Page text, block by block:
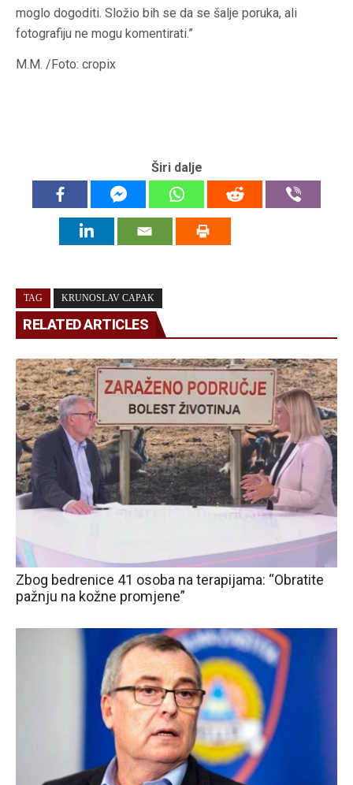
moglo dogoditi. Složio bih se da se šalje poruka, ali
fotografiju ne mogu komentirati.”
M.M. /Foto: cropix
Širi dalje
TAG KRUNOSLAV CAPAK
RELATED ARTICLES
Zbog bedrenice 41 osoba na terapijama: “Obratite
pažnju na kožne promjene”